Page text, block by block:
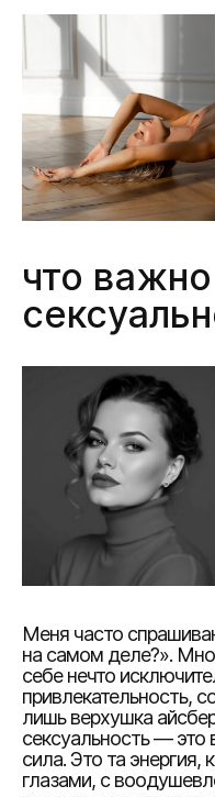
что
Меня часто
на самом деле?».
себе нечто
привлекательность,
лишь верхушка
сексуальность — это
сила. Это та энергия,
глазами, с